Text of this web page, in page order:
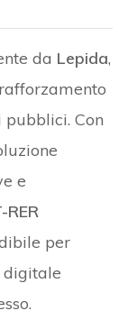
da Lepida,
Con
e
RER
per
digitale